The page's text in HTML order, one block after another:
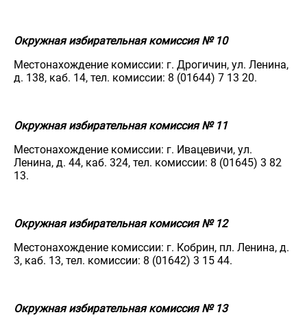
Окружная избирательная комиссия № 10
Местонахождение комиссии: г. Дрогичин, ул. Ленина,
д. 138, каб. 14, тел. комиссии: 8 (01644) 7 13 20.
Окружная избирательная комиссия № 11
Местонахождение комиссии: г. Ивацевичи, ул.
Ленина, д. 44, каб. 324, тел. комиссии: 8 (01645) 3 82
13.
Окружная избирательная комиссия № 12
Местонахождение комиссии: г. Кобрин, пл. Ленина, д.
3, каб. 13, тел. комиссии: 8 (01642) 3 15 44.
Окружная избирательная комиссия № 13